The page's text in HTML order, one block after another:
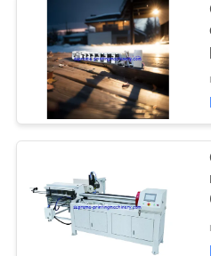
ПОЛИТИКА